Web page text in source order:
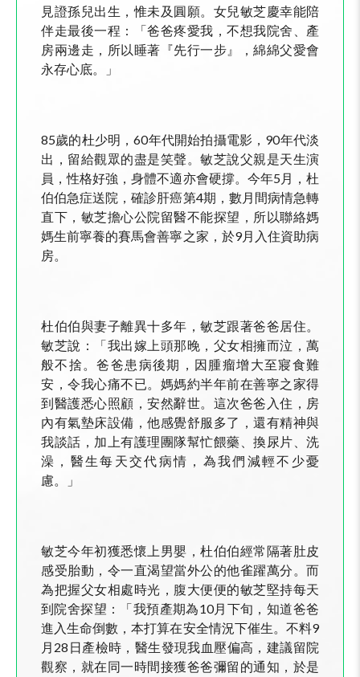
見證孫兒出生，惟未及圓願。女兒敏芝慶幸能陪
伴走最後一程：「爸爸疼愛我，不想我院舍、產
房兩邊走，所以睡著『先行一步』，綿綿父愛會
永存心底。」
85歲的杜少明，60年代開始拍攝電影，90年代淡
出，留給觀眾的盡是笑聲。敏芝說父親是天生演
員，性格好強，身體不適亦會硬撐。今年5月，杜
伯伯急症送院，確診肝癌第4期，數月間病情急轉
直下，敏芝擔心公院留醫不能探望，所以聯絡媽
媽生前寧養的賽馬會善寧之家，於9月入住資助病
房。
杜伯伯與妻子離異十多年，敏芝跟著爸爸居住。
敏芝說：「我出嫁上頭那晚，父女相擁而泣，萬
般不捨。爸爸患病後期，因腫瘤增大至寢食難
安，令我心痛不已。媽媽約半年前在善寧之家得
到醫護悉心照顧，安然辭世。這次爸爸入住，房
內有氣墊床設備，他感覺舒服多了，還有精神與
我談話，加上有護理團隊幫忙餵藥、換尿片、洗
澡，醫生每天交代病情，為我們減輕不少憂
慮。」
敏芝今年初獲悉懷上男嬰，杜伯伯經常隔著肚皮
感受胎動，令一直渴望當外公的他雀躍萬分。而
為把握父女相處時光，腹大便便的敏芝堅持每天
到院舍探望：「我預產期為10月下旬，知道爸爸
進入生命倒數，本打算在安全情況下催生。不料9
月28日產檢時，醫生發現我血壓偏高，建議留院
觀察，就在同一時間接獲爸爸彌留的通知，於是